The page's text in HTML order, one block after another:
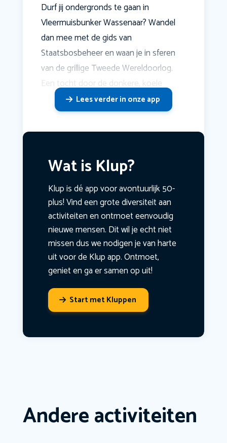
Durf jij ondergronds te gaan in
Vleermuisbunker Wassenaar? Wandel
dan mee met de gids van
Staatsbosbeheer en waan je in sferen
van de grillige Tweede Wereldoorlog.
Een tocht door de donkere, koele
Lees verder in onze app
Wat is Klup?
Klup is dé app voor avontuurlijk 50-
plus! Vind een grote diversiteit aan
activiteiten en ontmoet eenvoudig
nieuwe mensen. Dit wil je echt niet
missen dus we nodigen je van harte
uit voor de Klup app. Ontmoet,
geniet en ga er samen op uit!
Start met Kluppen
Andere activiteiten